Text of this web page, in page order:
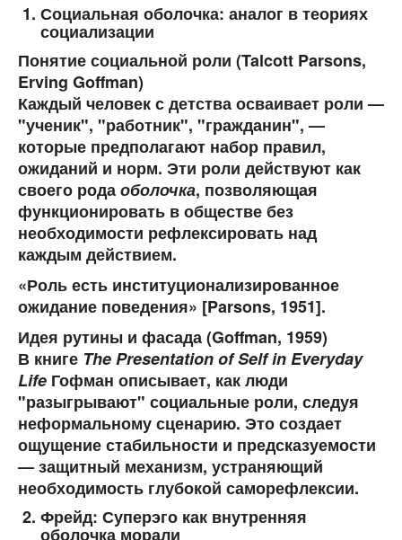
Социальная оболочка: аналог в теориях
социализации
Понятие социальной роли (Talcott Parsons,
Erving Goffman)
Каждый человек с детства осваивает роли —
"ученик", "работник", "гражданин", —
которые предполагают набор правил,
ожиданий и норм. Эти роли действуют как
своего родаоболочка, позволяющая
функционировать в обществе без
необходимости рефлексировать над
каждым действием.
«Роль есть институционализированное
ожидание поведения» [Parsons, 1951].
Идея рутины и фасада (Goffman, 1959)
В книге The Presentation of Self in Everyday
Life Гофман описывает, как люди
"разыгрывают" социальные роли, следуя
неформальному сценарию. Это создает
ощущение стабильности и предсказуемости
— защитный механизм, устраняющий
необходимость глубокой саморефлексии.
Фрейд: Суперэго как внутренняя
оболочка морали